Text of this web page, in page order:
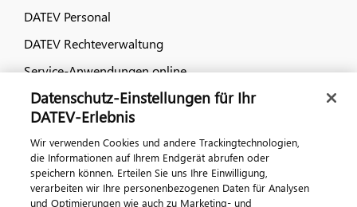
DATEV Personal
DATEV Rechteverwaltung
Service-Anwendungen online
Dialog & Medien
Veranstaltungen
DATEV magazin
DATEV-Community
Datenschutz-Einstellungen für Ihr
DATEV-Erlebnis
Wir verwenden Cookies und andere Trackingtechnologien,
die Informationen auf Ihrem Endgerät abrufen oder
speichern können. Erteilen Sie uns Ihre Einwilligung,
verarbeiten wir Ihre personenbezogenen Daten für Analysen
und Optimierungen wie auch zu Marketing- und